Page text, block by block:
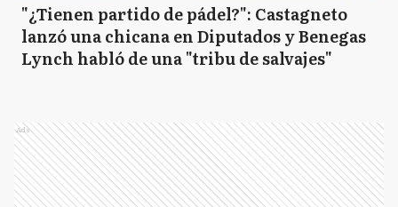
"¿Tienen partido de pádel?": Castagneto
lanzó una chicana en Diputados y Benegas
Lynch habló de una "tribu de salvajes"
Ads